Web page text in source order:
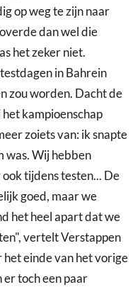
op weg te zijn naar
dan wel die
het zeker niet.
in Bahrein
zou worden. Dacht de
kampioenschap
zoiets van: ik snapte
was. Wij hebben
tijdens testen... De
goed, maar we
het heel apart dat we
vertelt Verstappen
einde van het vorige
er toch een paar